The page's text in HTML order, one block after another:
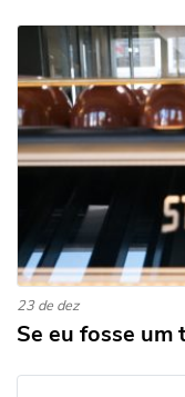
23 de dez
Se eu fosse um